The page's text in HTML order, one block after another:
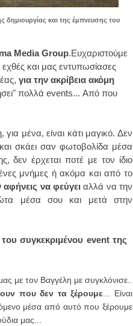
δημιουργίας και της έμπνευσης του
Media Group.Ευχαριστούμε
και μας εντυπωσίασες
για την ακρίβεια ακόμη
πολλά events... Από που
μένα, είναι κάτι μαγικό. Δεν
σκάει σαν φωτοβολίδα μέσα
δεν έρχεται ποτέ με τον ίδιο
μνήμες ή ακόμα και από το
αφήνεις να φεύγει αλλά να την
μέσα σου και μετά στην
συγκεκριμένου event της
με τον Βαγγέλη με συγκλόνισε..
που δεν τα ξέρουμε... Είναι
μέσα από αυτό που ξέρουμε
μας...